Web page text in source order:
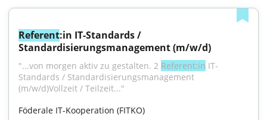
Referent:in IT-Standards /
Standardisierungsmanagement (m/w/d)
"...von morgen aktiv zu gestalten. 2 Referent:in IT-
Standards / Standardisierungsmanagement
(m/w/d)Vollzeit / Teilzeit..."
Föderale IT-Kooperation (FITKO)